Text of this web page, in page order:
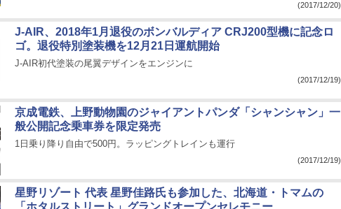
(2017/12/20)
J-AIR、2018年1月退役のボンバルディア CRJ200型機に記念ロ
ゴ。退役特別塗装機を12月21日運航開始
J-AIR初代塗装の尾翼デザインをエンジンに
(2017/12/19)
京成電鉄、上野動物園のジャイアントパンダ「シャンシャン」一
般公開記念乗車券を限定発売
1日乗り降り自由で500円。ラッピングトレインも運行
(2017/12/19)
星野リゾート 代表 星野佳路氏も参加した、北海道・トマムの
「ホタルストリート」グランドオープンセレモニー